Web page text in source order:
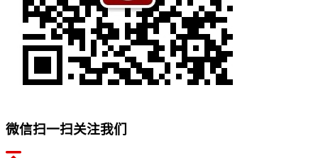
微信扫一扫关注我们